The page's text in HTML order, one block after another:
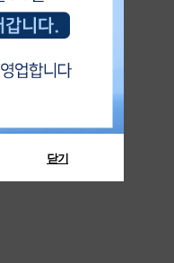
닫기